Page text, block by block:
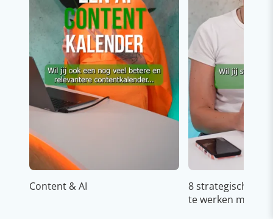
Content & AI
8 strategische
te werken met